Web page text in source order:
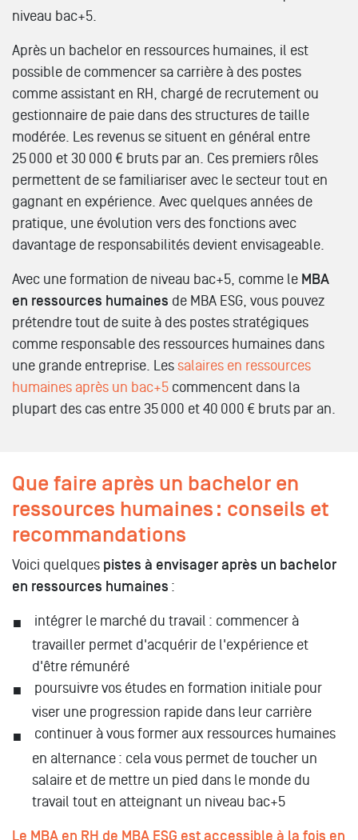
niveau bac+5.
Après un bachelor en ressources humaines, il est
possible de commencer sa carrière à des postes
comme assistant en RH, chargé de recrutement ou
gestionnaire de paie dans des structures de taille
modérée. Les revenus se situent en général entre
25 000 et 30 000 € bruts par an. Ces premiers rôles
permettent de se familiariser avec le secteur tout en
gagnant en expérience. Avec quelques années de
pratique, une évolution vers des fonctions avec
davantage de responsabilités devient envisageable.
Avec une formation de niveau bac+5, comme le MBA
en ressources humaines de MBA ESG, vous pouvez
prétendre tout de suite à des postes stratégiques
comme responsable des ressources humaines dans
une grande entreprise. Les salaires en ressources
humaines après un bac+5 commencent dans la
plupart des cas entre 35 000 et 40 000 € bruts par an.
Que faire après un bachelor en
ressources humaines : conseils et
recommandations
Voici quelques pistes à envisager après un bachelor
en ressources humaines :
intégrer le marché du travail : commencer à
travailler permet d'acquérir de l'expérience et
d'être rémunéré
poursuivre vos études en formation initiale pour
viser une progression rapide dans leur carrière
continuer à vous former aux ressources humaines
en alternance : cela vous permet de toucher un
salaire et de mettre un pied dans le monde du
travail tout en atteignant un niveau bac+5
Le MBA en RH de MBA ESG est accessible à la fois en